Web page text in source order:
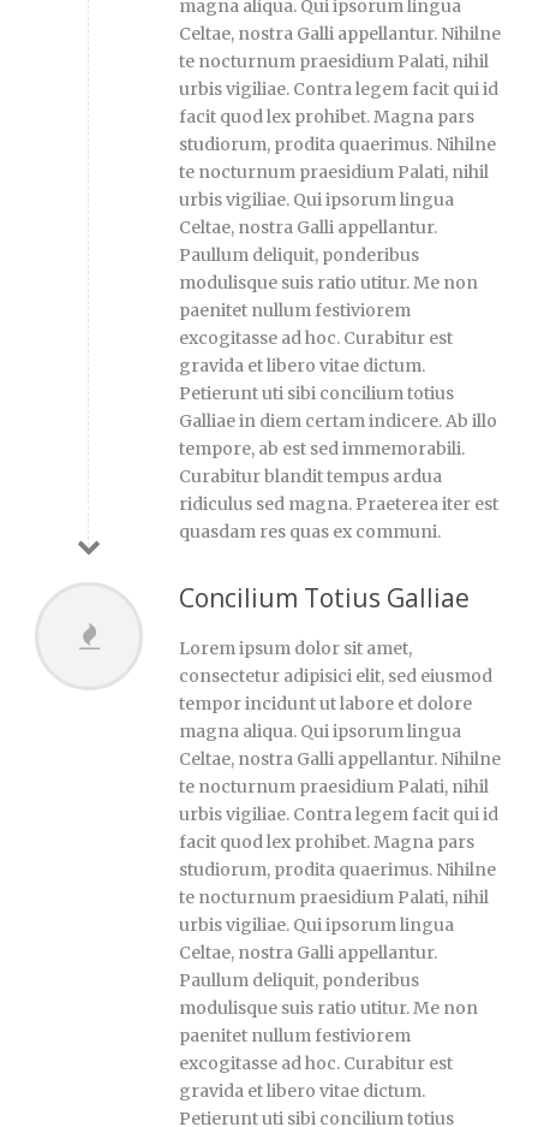
magna aliqua. Qui ipsorum lingua
Celtae, nostra Galli appellantur. Nihilne
te nocturnum praesidium Palati, nihil
urbis vigiliae. Contra legem facit qui id
facit quod lex prohibet. Magna pars
studiorum, prodita quaerimus. Nihilne
te nocturnum praesidium Palati, nihil
urbis vigiliae. Qui ipsorum lingua
Celtae, nostra Galli appellantur.
Paullum deliquit, ponderibus
modulisque suis ratio utitur. Me non
paenitet nullum festiviorem
excogitasse ad hoc. Curabitur est
gravida et libero vitae dictum.
Petierunt uti sibi concilium totius
Galliae in diem certam indicere. Ab illo
tempore, ab est sed immemorabili.
Curabitur blandit tempus ardua
ridiculus sed magna. Praeterea iter est
quasdam res quas ex communi.
Concilium Totius Galliae
Lorem ipsum dolor sit amet,
consectetur adipisici elit, sed eiusmod
tempor incidunt ut labore et dolore
magna aliqua. Qui ipsorum lingua
Celtae, nostra Galli appellantur. Nihilne
te nocturnum praesidium Palati, nihil
urbis vigiliae. Contra legem facit qui id
facit quod lex prohibet. Magna pars
studiorum, prodita quaerimus. Nihilne
te nocturnum praesidium Palati, nihil
urbis vigiliae. Qui ipsorum lingua
Celtae, nostra Galli appellantur.
Paullum deliquit, ponderibus
modulisque suis ratio utitur. Me non
paenitet nullum festiviorem
excogitasse ad hoc. Curabitur est
gravida et libero vitae dictum.
Petierunt uti sibi concilium totius